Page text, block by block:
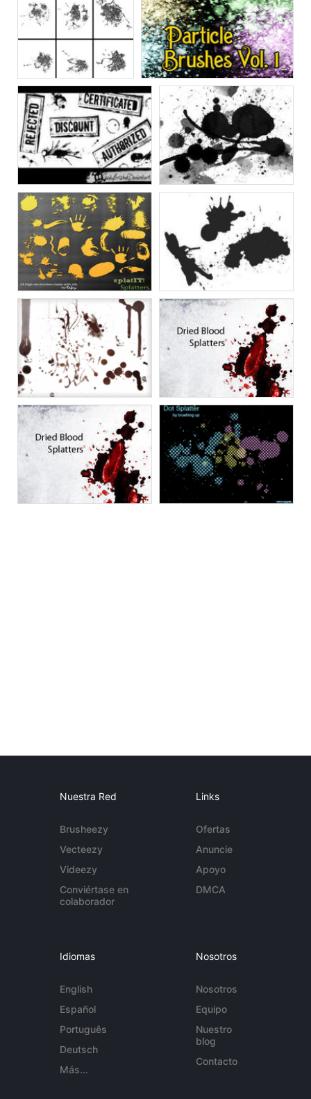
Nuestra Red
Brusheezy
Vecteezy
Videezy
Conviértase en
colaborador
Links
Ofertas
Anuncie
Apoyo
DMCA
Idiomas
English
Español
Português
Deutsch
Más...
Nosotros
Nosotros
Equipo
Nuestro
blog
Contacto